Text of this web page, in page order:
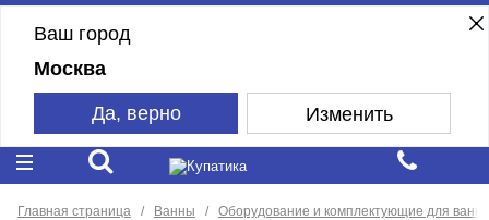
Ваш город
Москва
Да, верно Изменить
Главная страница Ванны Оборудование и комплектующие для ванн